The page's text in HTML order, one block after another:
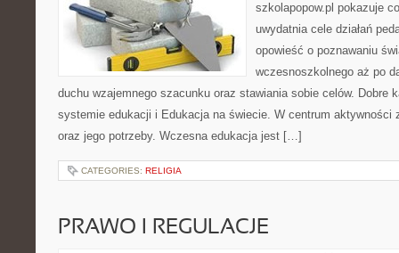
szkolapopow.pl pokazuje
uwydatnia cele działań
opowieść o poznawaniu
wczesnoszkolnego aż po
duchu wzajemnego szacunku oraz stawiania sobie celów. Dobre
systemie edukacji i Edukacja na świecie. W centrum aktywności
oraz jego potrzeby. Wczesna edukacja jest […]
CATEGORIES: RELIGIA
PRAWO I REGULACJE